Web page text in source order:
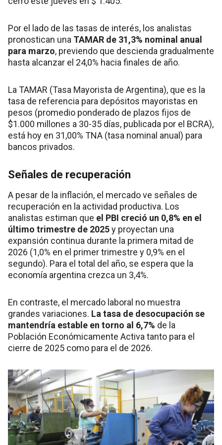
Por el lado de las tasas de interés, los analistas
pronostican una TAMAR de 31,3% nominal anual
para marzo, previendo que descienda gradualmente
hasta alcanzar el 24,0% hacia finales de año.
La TAMAR (Tasa Mayorista de Argentina), que es la
tasa de referencia para depósitos mayoristas en
pesos (promedio ponderado de plazos fijos de
$1.000 millones a 30-35 días, publicada por el BCRA),
está hoy en 31,00% TNA (tasa nominal anual) para
bancos privados.
Señales de recuperación
A pesar de la inflación, el mercado ve señales de
recuperación en la actividad productiva. Los
analistas estiman que el PBI creció un 0,8% en el
último trimestre de 2025y proyectan una
expansión continua durante la primera mitad de
2026 (1,0% en el primer trimestre y 0,9% en el
segundo). Para el total del año, se espera que la
economía argentina crezca un 3,4%.
En contraste, el mercado laboral no muestra
grandes variaciones. La tasa de desocupación se
mantendría estable en torno al 6,7% de la
Población Económicamente Activa tanto para el
cierre de 2025 como para el de 2026.